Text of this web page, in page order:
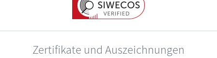
Zertifikate und Auszeichnungen